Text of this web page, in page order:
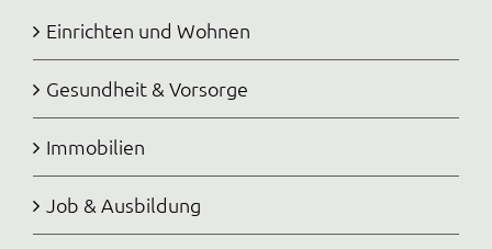
Einrichten und Wohnen
Gesundheit & Vorsorge
Immobilien
Job & Ausbildung